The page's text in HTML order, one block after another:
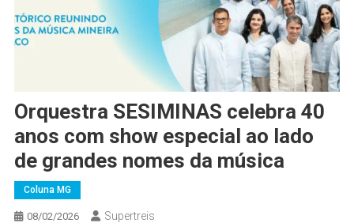
Orquestra SESIMINAS celebra 40
anos com show especial ao lado
de grandes nomes da música
Coluna MG
08/02/2026 Supertreis